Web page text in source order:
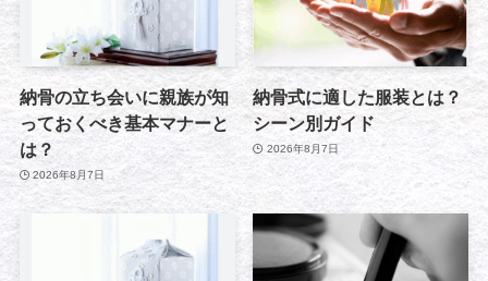
納骨の立ち会いに親族が知
っておくべき基本マナーと
は？
2026年8月7日
納骨式に適した服装とは？
シーン別ガイド
2026年8月7日